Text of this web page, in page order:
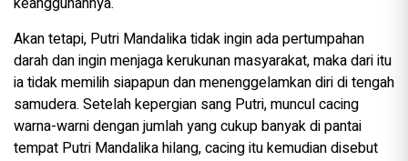
Akan tetapi, Putri Mandalika tidak ingin ada pertumpahan
darah dan ingin menjaga kerukunan masyarakat, maka dari itu
ia tidak memilih siapapun dan menenggelamkan diri di tengah
samudera. Setelah kepergian sang Putri, muncul cacing
warna-warni dengan jumlah yang cukup banyak di pantai
tempat Putri Mandalika hilang, cacing itu kemudian disebut